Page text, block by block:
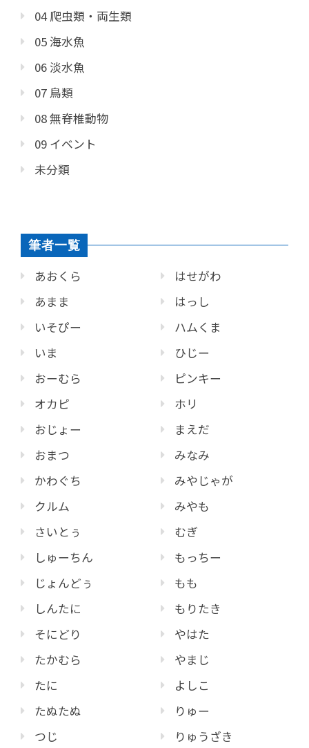
04 爬虫類・両生類
05 海水魚
06 淡水魚
07 鳥類
08 無脊椎動物
09 イベント
未分類
筆者一覧
あおくら
あまま
いそぴー
いま
おーむら
オカピ
おじょー
おまつ
かわぐち
クルム
さいとぅ
しゅーちん
じょんどぅ
しんたに
そにどり
たかむら
たに
たぬたぬ
つじ
はせがわ
はっし
ハムくま
ひじー
ピンキー
ホリ
まえだ
みなみ
みやじゃが
みやも
むぎ
もっちー
もも
もりたき
やはた
やまじ
よしこ
りゅー
りゅうざき